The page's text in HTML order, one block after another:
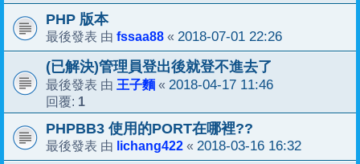
PHP 版本
最後發表 由 fssaa88 « 2018-07-01 22:26
(已解決)管理員登出後就登不進去了
最後發表 由 王子麵 « 2018-04-17 11:46
回覆: 1
PHPBB3 使用的PORT在哪裡??
最後發表 由 lichang422 « 2018-03-16 16:32